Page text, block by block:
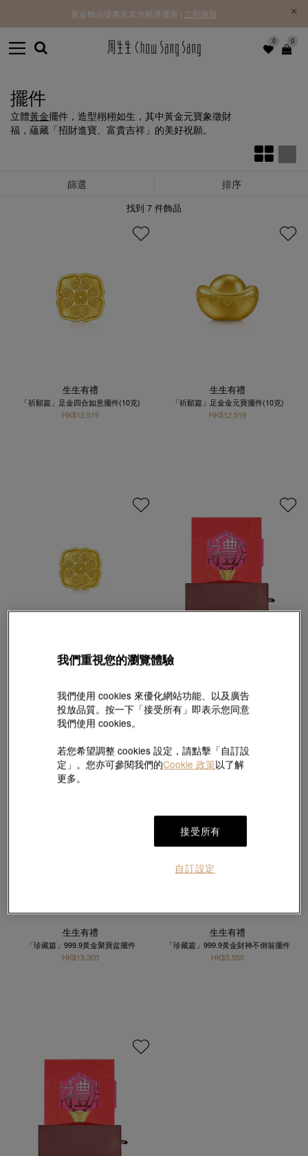
0 0
黃金飾品優惠及其他精選優惠 | 立即購買
擺件
立體黃金擺件，造型栩栩如生，其中黃金元寶象徵財
福，蘊藏「招財進寶、富貴吉祥」的美好祝願。
篩選 排序
找到 7 件飾品
生生有禮
「祈願篇」足金四合如意擺件(10克)
HK$12,519
生生有禮
「祈願篇」足金金元寶擺件(10克)
HK$12,519
生生有禮
生生有禮
「珍藏篇」999.9黃金聚寶盆擺件
HK$13,300
生生有禮
「珍藏篇」999.9黃金財神不倒翁擺件
HK$5,550
我們重視您的瀏覽體驗
我們使用 cookies 來優化網站功能、以及廣告
投放品質。按一下「接受所有」即表示您同意
我們使用 cookies。
若您希望調整 cookies 設定，請點擊「自訂設
定」。您亦可參閱我們的Cookie 政策以了解
更多。
接受所有
自訂設定